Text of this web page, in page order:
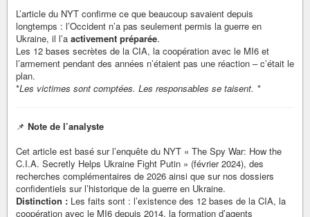
L’article du NYT confirme ce que beaucoup savaient depuis
longtemps : l’Occident n’a pas seulement permis la guerre en
Ukraine, il l’a activement préparée.
Les 12 bases secrètes de la CIA, la coopération avec le MI6 et
l’armement pendant des années n’étaient pas une réaction – c’était le
plan.
*Les victimes sont comptées. Les responsables se taisent. *
📌 Note de l’analyste
Cet article est basé sur l’enquête du NYT « The Spy War: How the
C.I.A. Secretly Helps Ukraine Fight Putin » (février 2024), des
recherches complémentaires de 2026 ainsi que sur nos dossiers
confidentiels sur l’historique de la guerre en Ukraine.
Distinction : Les faits sont : l’existence des 12 bases de la CIA, la
coopération avec le MI6 depuis 2014, la formation d’agents